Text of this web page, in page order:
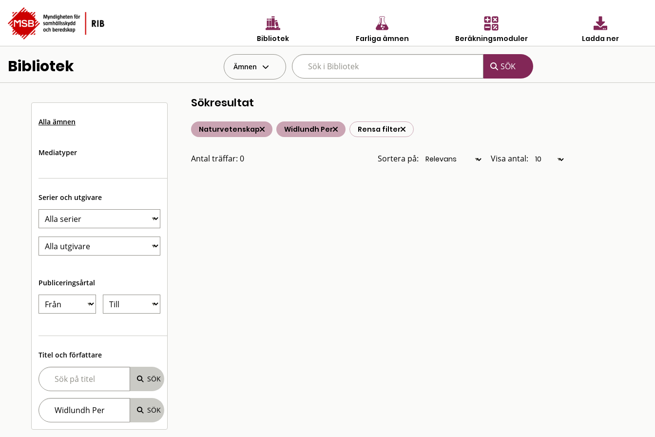
Bibliotek Farliga ämnen Beräkningsmoduler Ladda ner
Bibliotek Ämnen
Alla ämnen
Mediatyper
Serier och utgivare
Publiceringsårtal
Titel och författare
Sökresultat
Naturvetenskap Widlundh Per Rensa filter
Antal träffar: 0 Sortera på: Visa antal: